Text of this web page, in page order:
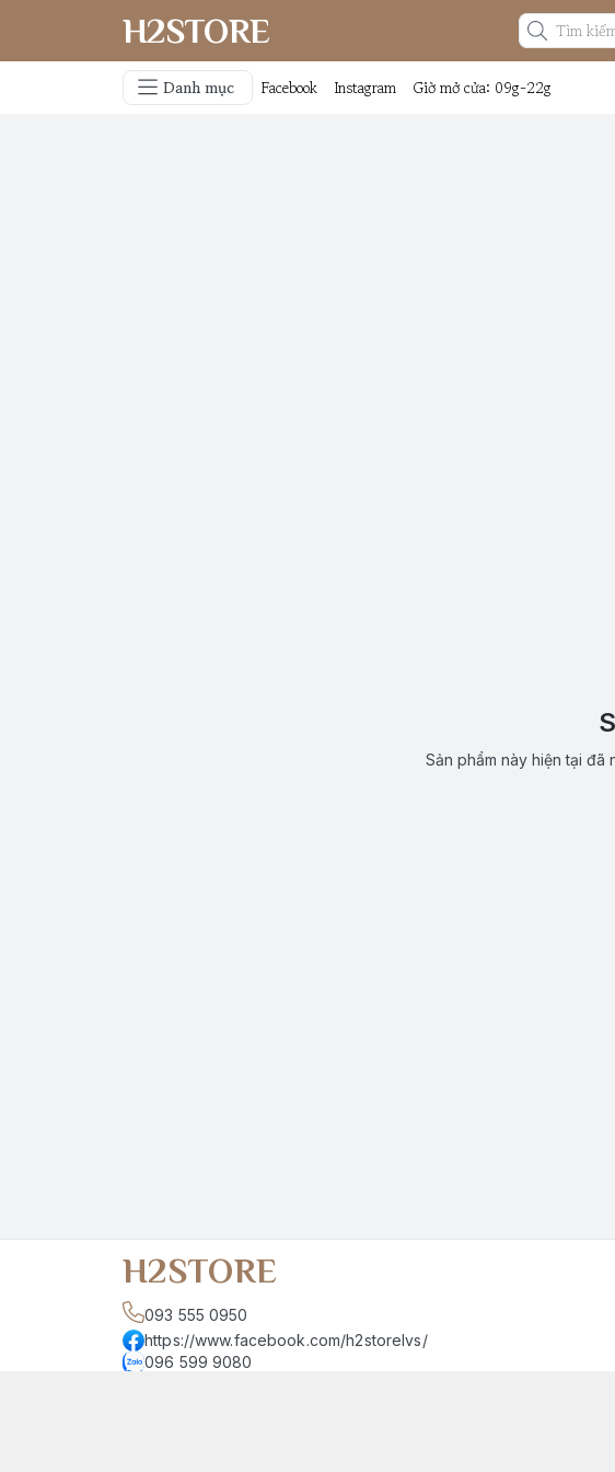
H2STORE
Danh mục Facebook Instagram Giờ mở cửa: 09g-22g
Sản phẩm này hiện tại đã
H2STORE
093 555 0950
https://www.facebook.com/h2storelvs/
096 599 9080